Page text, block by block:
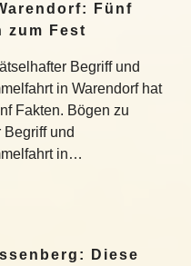
Fünf
zum Fest
Begriff und
in Warendorf hat
Fakten. Bögen zu
und
in…
Diese